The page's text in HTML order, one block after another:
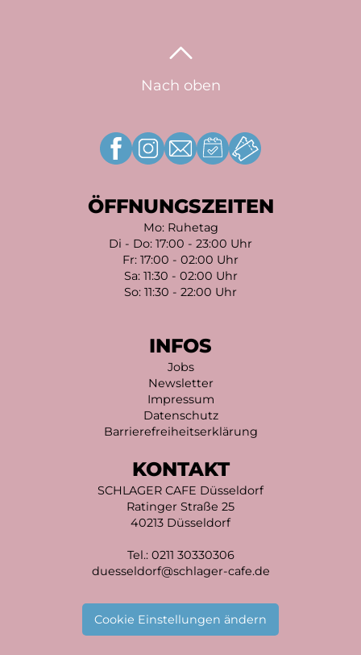
Nach oben
ÖFFNUNGSZEITEN
Mo: Ruhetag
Di - Do: 17:00 - 23:00 Uhr
Fr: 17:00 - 02:00 Uhr
Sa: 11:30 - 02:00 Uhr
So: 11:30 - 22:00 Uhr
INFOS
Jobs
Newsletter
Impressum
Datenschutz
Barrierefreiheitserklärung
KONTAKT
SCHLAGER CAFE Düsseldorf
Ratinger Straße 25
40213 Düsseldorf
Tel.: 0211 30330306
duesseldorf@schlager-cafe.de
Cookie Einstellungen ändern